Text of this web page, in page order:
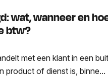
wat, wanneer en
btw?
met een klant in een
product of dienst is, binne...